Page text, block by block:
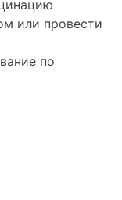
или провести
по